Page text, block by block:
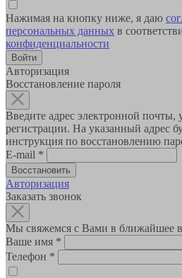
Нажимая на кнопку ниже, я даю
персональных данных в
конфиденциальности
Авторизация
Восстановление пароля
Введите адрес электронной почты,
регистрации. На указанный адрес
инструкция по восстановлению
E-mail *
Авторизация
Заказать звонок
Мы свяжемся с Вами в ближайшее
Ваше имя *
Телефон *